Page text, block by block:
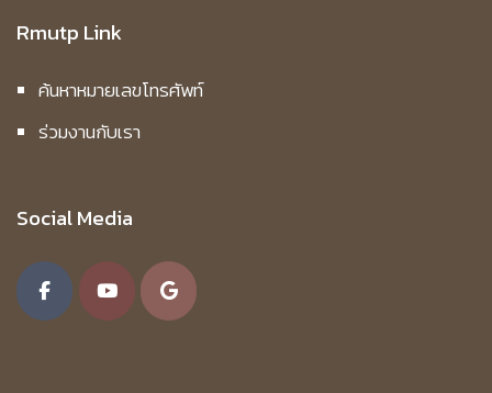
Rmutp Link
ค้นหาหมายเลขโทรศัพท์
ร่วมงานกับเรา
Social Media